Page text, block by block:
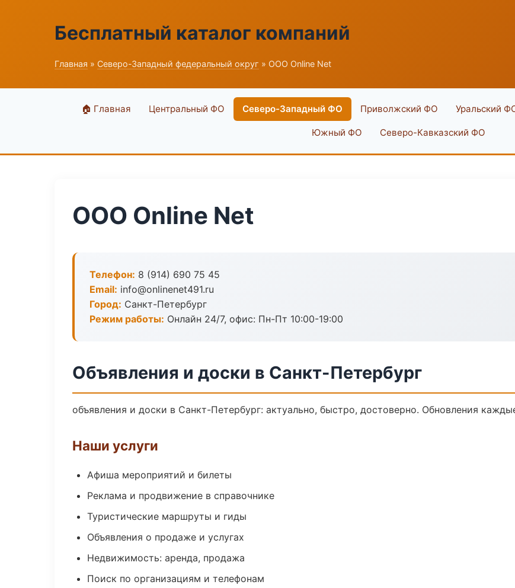
Бесплатный каталог компаний
Главная » Северо-Западный федеральный округ » ООО Online Net
🏠 Главная Центральный ФО Северо-Западный ФО Приволжский ФО Уральский
Южный ФО Северо-Кавказский ФО
ООО Online Net
Телефон: 8 (914) 690 75 45
Email: info@onlinenet491.ru
Город: Санкт-Петербург
Режим работы: Онлайн 24/7, офис: Пн-Пт 10:00-19:00
Объявления и доски в Санкт-Петербург
объявления и доски в Санкт-Петербург: актуально, быстро, достоверно. Обновления
Наши услуги
Афиша мероприятий и билеты
Реклама и продвижение в справочнике
Туристические маршруты и гиды
Объявления о продаже и услугах
Недвижимость: аренда, продажа
Поиск по организациям и телефонам